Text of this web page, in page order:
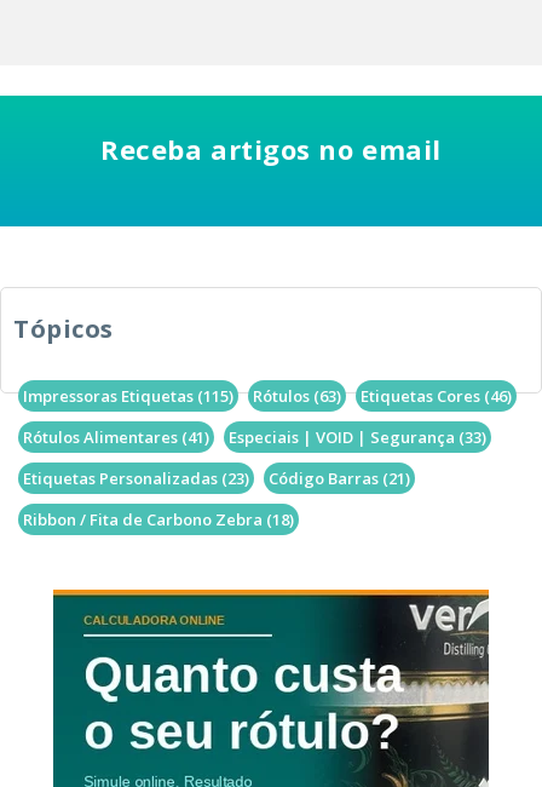
Receba artigos no email
Tópicos
Impressoras Etiquetas (115) Rótulos (63) Etiquetas Cores (46)
Rótulos Alimentares (41) Especiais | VOID | Segurança (33)
Etiquetas Personalizadas (23) Código Barras (21)
Ribbon / Fita de Carbono Zebra (18)